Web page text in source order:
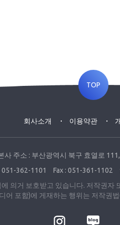
TOP
회사소개 이용약관
사 주소 : 부산광역시 북구 효열로
051-362-1101
Fax : 051-361-1102
의거 보호받고 있습니다. 저작권자
어 포함)에 게재하는 행위는 저작권